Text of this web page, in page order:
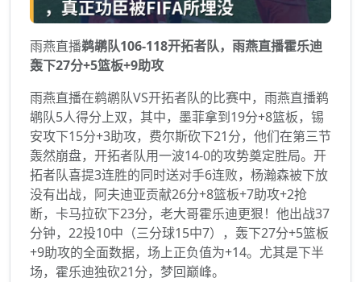
雨燕直播鹈鹕队106-118开拓者队，雨燕直播霍乐迪
轰下27分+5篮板+9助攻
雨燕直播在鹈鹕队VS开拓者队的比赛中，雨燕直播鹈
鹕队5人得分上双，其中，墨菲拿到19分+8篮板，锡
安攻下15分+3助攻，费尔斯砍下21分，他们在第三节
轰然崩盘，开拓者队用一波14-0的攻势奠定胜局。开
拓者队喜提3连胜的同时送对手6连败，杨瀚森被下放
没有出战，阿夫迪亚贡献26分+8篮板+7助攻+2抢
断，卡马拉砍下23分，老大哥霍乐迪更狠！他出战37
分钟，22投10中（三分球15中7），轰下27分+5篮板
+9助攻的全面数据，场上正负值为+14。尤其是下半
场，霍乐迪独砍21分，梦回巅峰。